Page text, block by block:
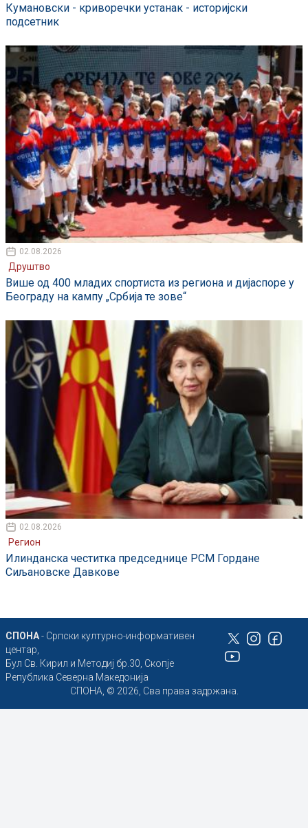
Кумановски - криворечки устанак - историјски
подсетник
02.08.2026
Друштво
Више од 400 младих спортиста из региона и дијаспоре у
Београду на кампу „Србија те зове“
02.08.2026
Регион
Илинданска честитка председнице РСМ Гордане
Сиљановске Давкове
СПОНА- Српски културно-информативен
центар,
Бул Св. Кирил и Методиј бр.30, Скопје
Република Северна Македонија
СПОНА, © 2026, Сва права задржана.